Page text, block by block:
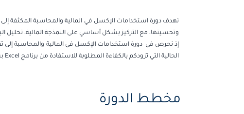
وتحسينها، مع التركيز بشكل أساسي على النمذجة المالية، تحليل
إذ نحرص في دورة استخدامات الإكسل في المالية والمحاسبة إلى
الحالية التي تزودكم بالكفاءة المطلوبة للاستفادة من برنامج Excel بشكل فعّال في مهامكم المحاسبية والمالية.
مخطط الدورة